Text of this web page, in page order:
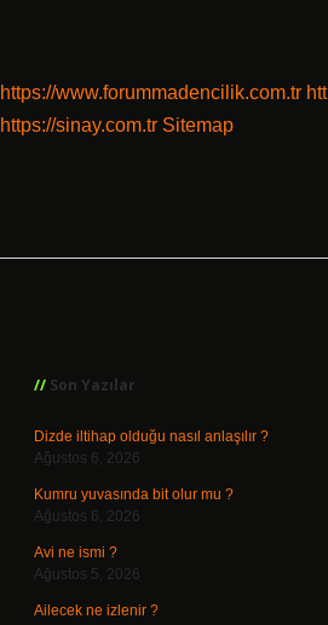
https://www.forummadencilik.com.tr
https://sinay.com.tr Sitemap
Son Yazılar
Dizde iltihap olduğu nasıl anlaşılır ?
Ağustos 6, 2026
Kumru yuvasında bit olur mu ?
Ağustos 6, 2026
Avi ne ismi ?
Ağustos 5, 2026
Ailecek ne izlenir ?